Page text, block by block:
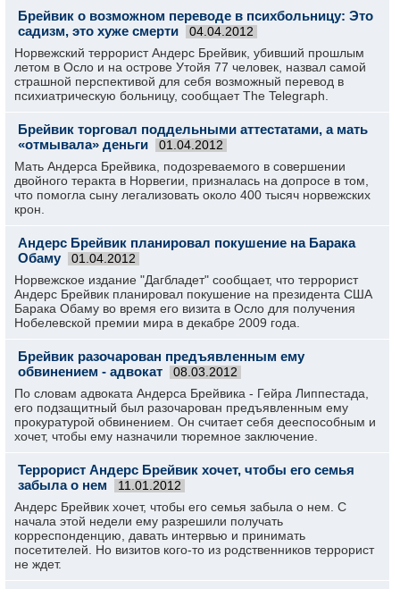
Брейвик о возможном переводе в психбольницу: Это
садизм, это хуже смерти
04.04.2012
Норвежский террорист Андерс Брейвик, убивший прошлым
летом в Осло и на острове Утойя 77 человек, назвал самой
страшной перспективой для себя возможный перевод в
психиатрическую больницу, сообщает The Telegraph.
Брейвик торговал поддельными аттестатами, а мать
«отмывала» деньги
01.04.2012
Мать Андерса Брейвика, подозреваемого в совершении
двойного теракта в Норвегии, призналась на допросе в том,
что помогла сыну легализовать около 400 тысяч норвежских
крон.
Андерс Брейвик планировал покушение на Барака
Обаму
01.04.2012
Норвежское издание "Дагбладет" сообщает, что террорист
Андерс Брейвик планировал покушение на президента США
Барака Обаму во время его визита в Осло для получения
Нобелевской премии мира в декабре 2009 года.
Брейвик разочарован предъявленным ему
обвинением - адвокат
08.03.2012
По словам адвоката Андерса Брейвика - Гейра Липпестада,
его подзащитный был разочарован предъявленным ему
прокуратурой обвинением. Он считает себя дееспособным и
хочет, чтобы ему назначили тюремное заключение.
Террорист Андерс Брейвик хочет, чтобы его семья
забыла о нем
11.01.2012
Андерс Брейвик хочет, чтобы его семья забыла о нем. С
начала этой недели ему разрешили получать
корреспонденцию, давать интервью и принимать
посетителей. Но визитов кого-то из родственников террорист
не ждет.